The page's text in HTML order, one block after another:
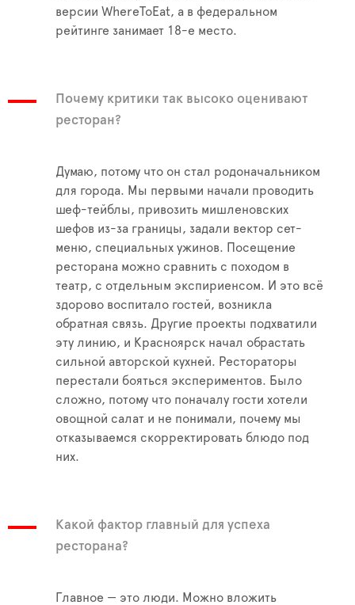
версии WhereToEat, а в федеральном
рейтинге занимает 18-е место.
Почему критики так высоко оценивают
ресторан?
Думаю, потому что он стал родоначальником
для города. Мы первыми начали проводить
шеф-тейблы, привозить мишленовских
шефов из-за границы, задали вектор сет-
меню, специальных ужинов. Посещение
ресторана можно сравнить с походом в
театр, с отдельным экспириенсом. И это всё
здорово воспитало гостей, возникла
обратная связь. Другие проекты подхватили
эту линию, и Красноярск начал обрастать
сильной авторской кухней. Рестораторы
перестали бояться экспериментов. Было
сложно, потому что поначалу гости хотели
овощной салат и не понимали, почему мы
отказываемся скорректировать блюдо под
них.
Какой фактор главный для успеха
ресторана?
Главное — это люди. Можно вложить